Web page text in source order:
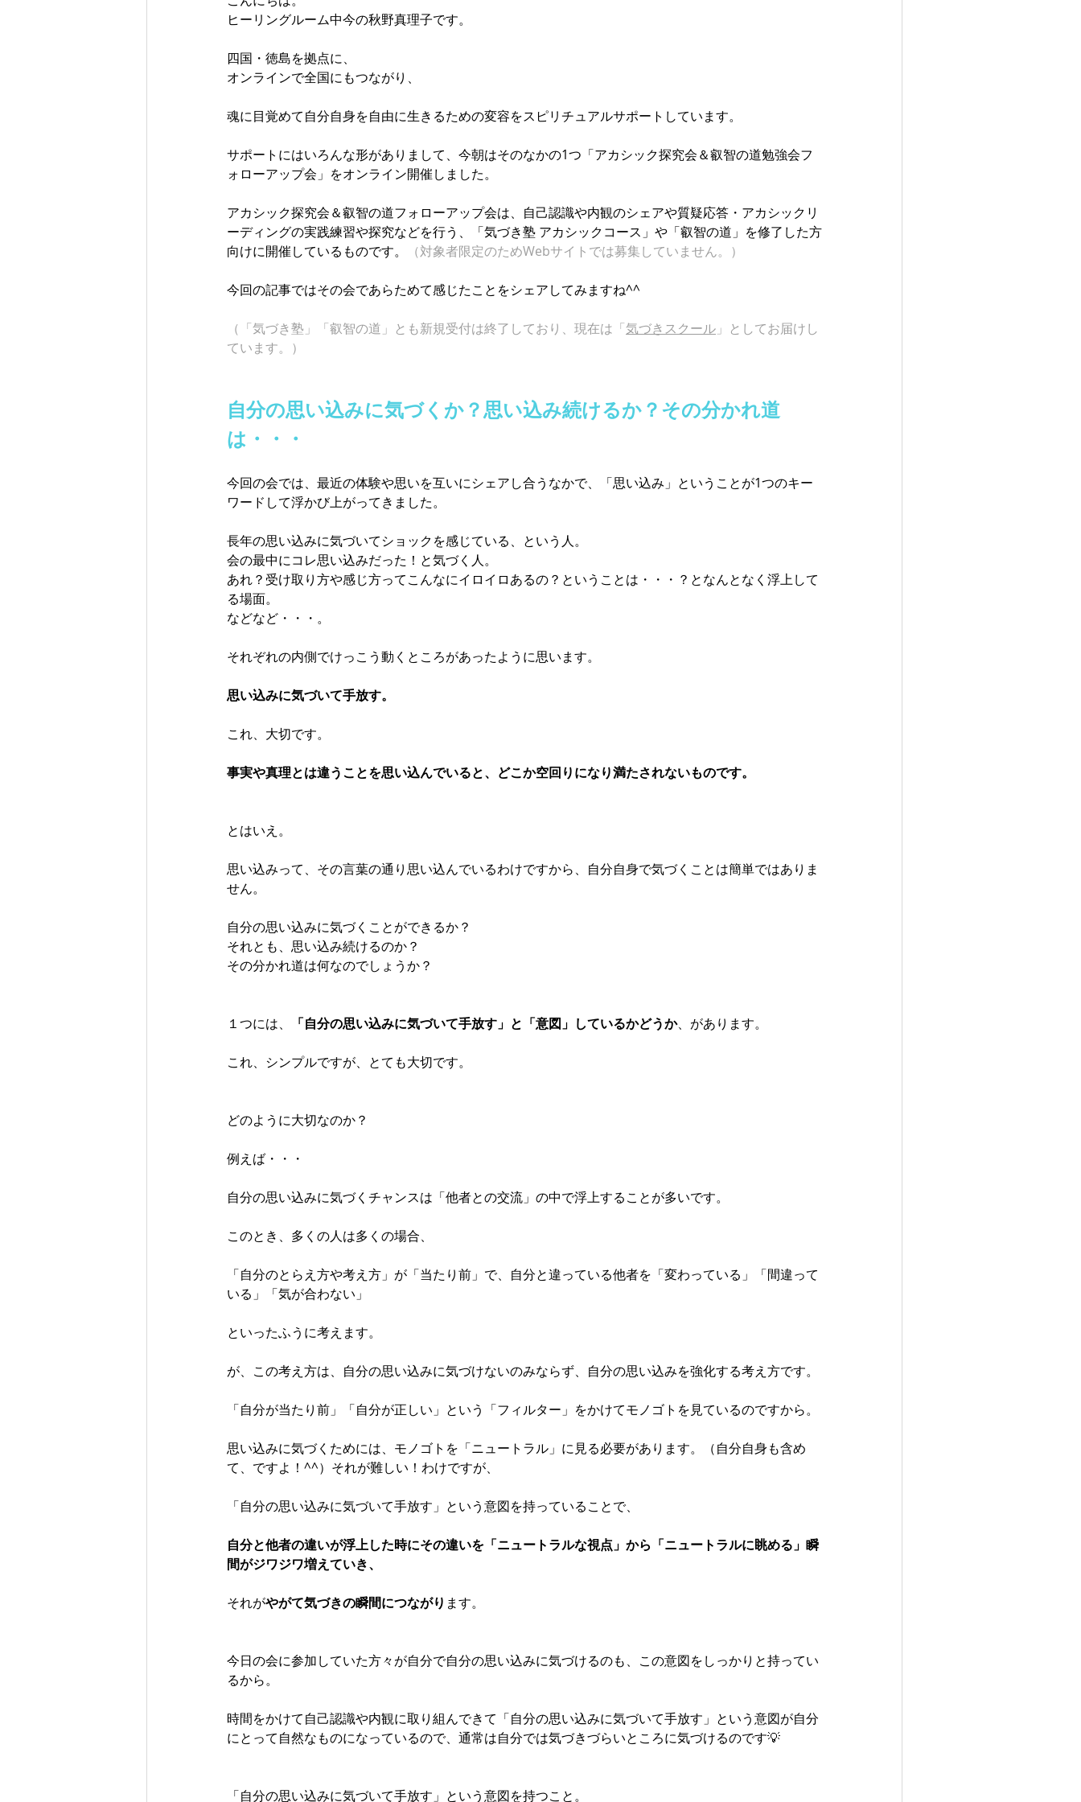
ヒーリングルーム中今の秋野真理子です。
四国・徳島を拠点に、
オンラインで全国にもつながり、
魂に目覚めて自分自身を自由に生きるための変容をスピリチュアルサポートしています。
サポートにはいろんな形がありまして、今朝はそのなかの1つ「アカシック探究会＆叡智の道勉強会フ
ォローアップ会」をオンライン開催しました。
アカシック探究会＆叡智の道フォローアップ会は、自己認識や内観のシェアや質疑応答・アカシックリ
ーディングの実践練習や探究などを行う、「気づき塾 アカシックコース」や「叡智の道」を修了した方
向けに開催しているものです。
（対象者限定のためWebサイトでは募集していません。）
今回の記事ではその会であらためて感じたことをシェアしてみますね^^
（「気づき塾」「叡智の道」とも新規受付は終了しており、現在は「気づきスクール 」としてお届けし
ています。）
自分の思い込みに気づくか？思い込み続けるか？その分かれ道
は・・・
今回の会では、最近の体験や思いを互いにシェアし合うなかで、「思い込み」ということが1つのキー
ワードして浮かび上がってきました。
長年の思い込みに気づいてショックを感じている、という人。
会の最中にコレ思い込みだった！と気づく人。
あれ？受け取り方や感じ方ってこんなにイロイロあるの？ということは・・・？となんとなく浮上して
る場面。
などなど・・・。
それぞれの内側でけっこう動くところがあったように思います。
思い込みに気づいて手放す。
これ、大切です。
事実や真理とは違うことを思い込んでいると、どこか空回りになり満たされないものです。
とはいえ。
思い込みって、その言葉の通り思い込んでいるわけですから、自分自身で気づくことは簡単ではありま
せん。
自分の思い込みに気づくことができるか？
それとも、思い込み続けるのか？
その分かれ道は何なのでしょうか？
１つには、 「自分の思い込みに気づいて手放す」と「意図」しているかどうか、があります。
これ、シンプルですが、とても大切です。
どのように大切なのか？
例えば・・・
自分の思い込みに気づくチャンスは「他者との交流」の中で浮上することが多いです。
このとき、多くの人は多くの場合、
「自分のとらえ方や考え方」が「当たり前」で、自分と違っている他者を「変わっている」「間違って
いる」「気が合わない」
といったふうに考えます。
が、この考え方は、自分の思い込みに気づけないのみならず、自分の思い込みを強化する考え方です。
「自分が当たり前」「自分が正しい」という「フィルター」をかけてモノゴトを見ているのですから。
思い込みに気づくためには、モノゴトを「ニュートラル」に見る必要があります。（自分自身も含め
て、ですよ！^^）それが難しい！わけですが、
「自分の思い込みに気づいて手放す」という意図を持っていることで、
自分と他者の違いが浮上した時にその違いを「ニュートラルな視点」から「ニュートラルに眺める」瞬
間がジワジワ増えていき、
それがやがて気づきの瞬間につながり ます。
今日の会に参加していた方々が自分で自分の思い込みに気づけるのも、この意図をしっかりと持ってい
るから。
時間をかけて自己認識や内観に取り組んできて「自分の思い込みに気づいて手放す」という意図が自分
にとって自然なものになっているので、通常は自分では気づきづらいところに気づけるのです💡
「自分の思い込みに気づいて手放す」という意図を持つこと。